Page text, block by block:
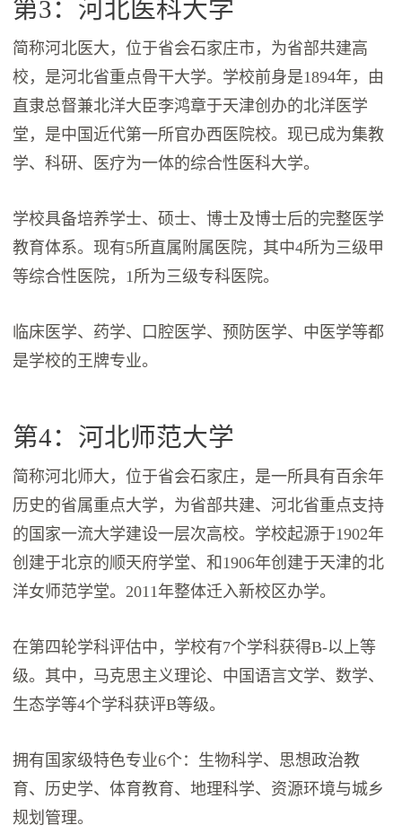
第3：河北医科大学
简称河北医大，位于省会石家庄市，为省部共建高
校，是河北省重点骨干大学。学校前身是1894年，由
直隶总督兼北洋大臣李鸿章于天津创办的北洋医学
堂，是中国近代第一所官办西医院校。现已成为集教
学、科研、医疗为一体的综合性医科大学。
学校具备培养学士、硕士、博士及博士后的完整医学
教育体系。现有5所直属附属医院，其中4所为三级甲
等综合性医院，1所为三级专科医院。
临床医学、药学、口腔医学、预防医学、中医学等都
是学校的王牌专业。
第4：河北师范大学
简称河北师大，位于省会石家庄，是一所具有百余年
历史的省属重点大学，为省部共建、河北省重点支持
的国家一流大学建设一层次高校。学校起源于1902年
创建于北京的顺天府学堂、和1906年创建于天津的北
洋女师范学堂。2011年整体迁入新校区办学。
在第四轮学科评估中，学校有7个学科获得B-以上等
级。其中，马克思主义理论、中国语言文学、数学、
生态学等4个学科获评B等级。
拥有国家级特色专业6个：生物科学、思想政治教
育、历史学、体育教育、地理科学、资源环境与城乡
规划管理。